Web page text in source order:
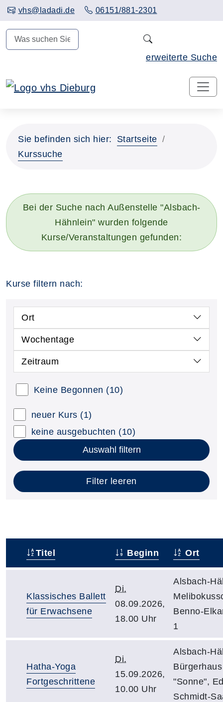
vhs@ladadi.de 06151/881-2301
erweiterte Suche
Hauptinhalt anspringen
Sie befinden sich hier:
Startseite
Kurssuche
Bei der Suche nach Außenstelle "Alsbach-
Hähnlein" wurden folgende
Kurse/Veranstaltungen gefunden:
Kurse filtern nach:
Ort
Wochentage
Zeitraum
Keine Begonnen (10)
neuer Kurs (1)
keine ausgebuchten (10)
Auswahl filtern
Filter leeren
Titel Beginn Ort
Klassisches Ballett
für Erwachsene
Di.
08.09.2026,
18.00 Uhr
Alsbach-
Benno-
1
Hatha-Yoga
Fortgeschrittene
Di.
15.09.2026,
10.00 Uhr
Alsbach-
Bürgerhaus
"Sonne",
Schmidt-